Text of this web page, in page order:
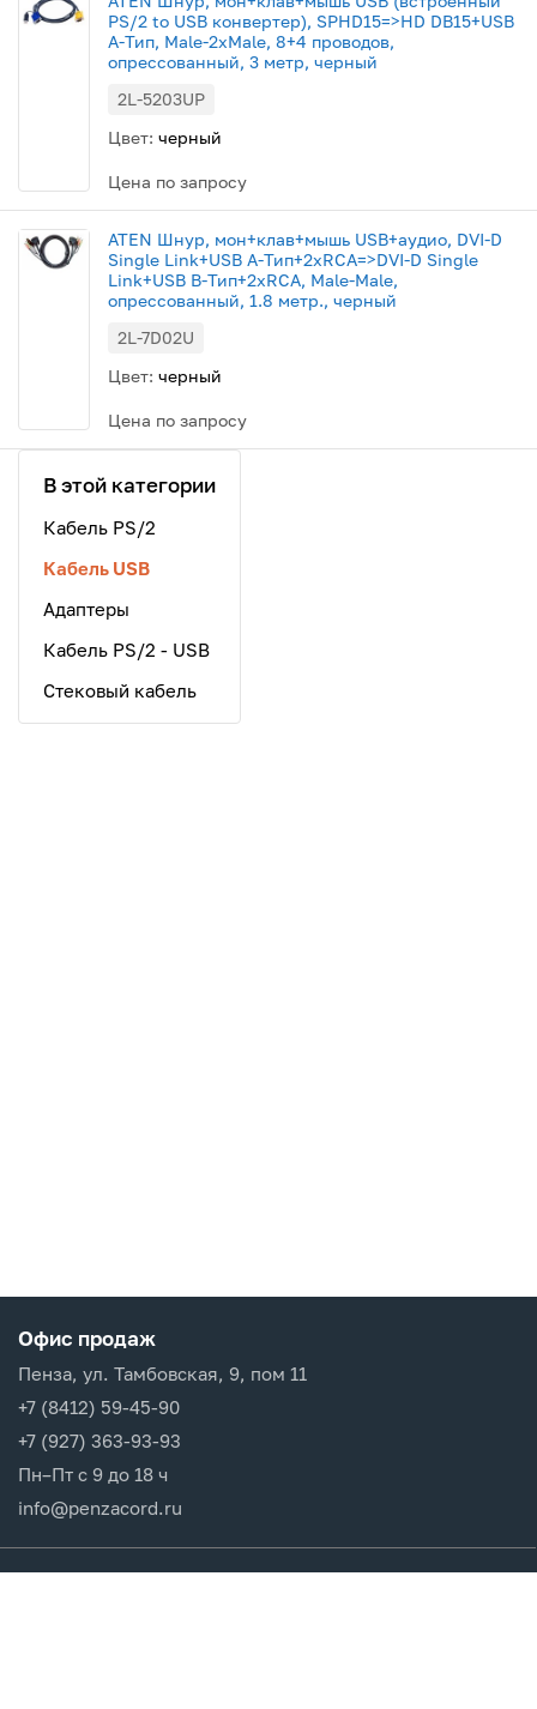
PS/2 to USB конвертер), SPHD15=>HD DB15+USB
A-Тип, Male-2xMale, 8+4 проводов,
опрессованный, 3 метр, черный
2L-5203UP
Цвет: черный
Цена по запросу
ATEN Шнур, мон+клав+мышь USB+аудио, DVI-D
Single Link+USB A-Тип+2xRCA=>DVI-D Single
Link+USB B-Тип+2xRCA, Male-Male,
опрессованный, 1.8 метр., черный
2L-7D02U
Цвет: черный
Цена по запросу
В этой категории
Кабель PS/2
Кабель USB
Адаптеры
Кабель PS/2 - USB
Стековый кабель
Офис продаж
Пенза, ул. Тамбовская, 9, пом 11
+7 (8412) 59-45-90
+7 (927) 363-93-93
Пн–Пт с 9 до 18 ч
info@penzacord.ru
Производители